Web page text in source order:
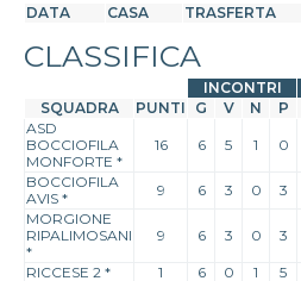
DATA CASA TRASFERTA
CLASSIFICA
INCONTRI
SQUADRA
PUNTI G V N P
ASD
BOCCIOFILA
MONFORTE *
16 6 5 1 0
BOCCIOFILA
AVIS * 9 6 3 0 3
MORGIONE
RIPALIMOSANI
*
9 6 3 0 3
RICCESE 2 * 1 6 0 1 5